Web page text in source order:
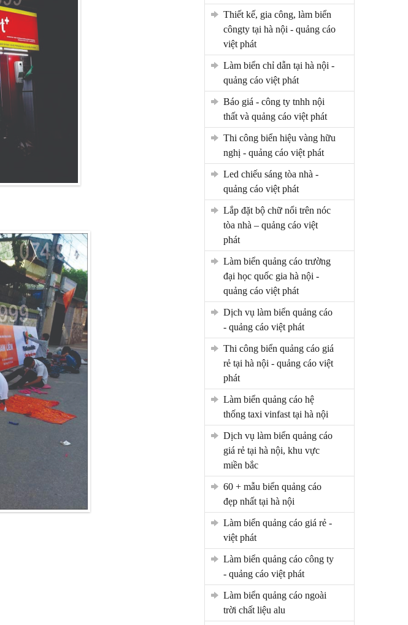
thiết kế, gia công, làm biển
côngty tại hà nội - quảng cáo
việt phát
làm biển chỉ dẫn tại hà nội -
quảng cáo việt phát
báo giá - công ty tnhh nội
thất và quảng cáo việt phát
thi công biển hiệu vàng hữu
nghị - quảng cáo việt phát
led chiếu sáng tòa nhà -
quảng cáo việt phát
lắp đặt bộ chữ nổi trên nóc
tòa nhà – quảng cáo việt
phát
làm biển quảng cáo trường
đại học quốc gia hà nội -
quảng cáo việt phát
dịch vụ làm biển quảng cáo
- quảng cáo việt phát
thi công biển quảng cáo giá
rẻ tại hà nội - quảng cáo việt
phát
làm biển quảng cáo hệ
thống taxi vinfast tại hà nội
dịch vụ làm biển quảng cáo
giá rẻ tại hà nội, khu vực
miền bắc
60 + mẫu biển quảng cáo
đẹp nhất tại hà nội
làm biển quảng cáo giá rẻ -
việt phát
làm biển quảng cáo công ty
- quảng cáo việt phát
làm biển quảng cáo ngoài
trời chất liệu alu